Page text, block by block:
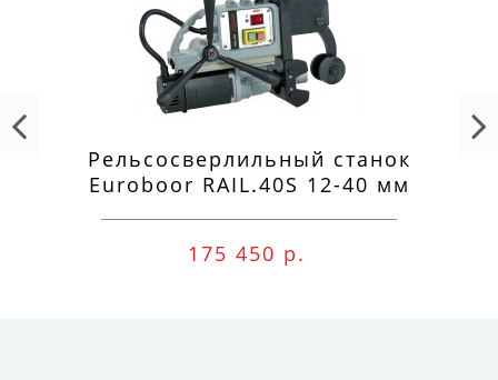
Рельсосверлильный станок
Euroboor RAIL.40S 12-40 мм
175 450 р.